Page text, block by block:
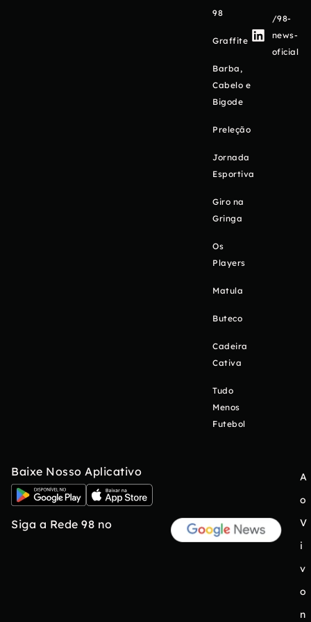
98
Graffite
Barba,
Cabelo e
Bigode
Preleção
Jornada
Esportiva
Giro na
Gringa
Os
Players
Matula
Buteco
Cadeira
Cativa
Tudo
Menos
Futebol
/98-
news-
oficial
Baixe Nosso Aplicativo
Siga a Rede 98 no
A
o
V
i
v
o
n